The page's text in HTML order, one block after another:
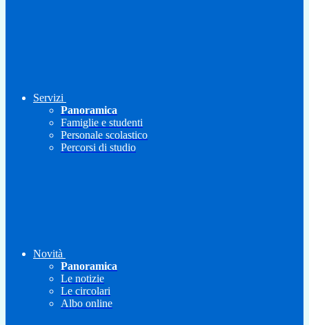
Servizi
Panoramica
Famiglie e studenti
Personale scolastico
Percorsi di studio
Novità
Panoramica
Le notizie
Le circolari
Albo online